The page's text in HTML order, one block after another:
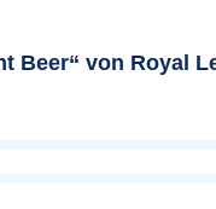
Beer“ von Royal